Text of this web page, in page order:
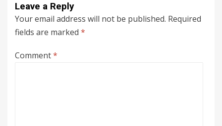
Leave a Reply
Your email address will not be published. Required
fields are marked *
Comment*